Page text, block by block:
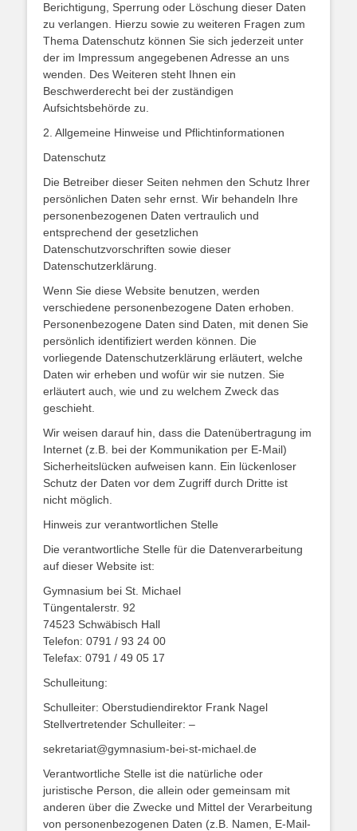
Berichtigung, Sperrung oder Löschung dieser Daten
zu verlangen. Hierzu sowie zu weiteren Fragen zum
Thema Datenschutz können Sie sich jederzeit unter
der im Impressum angegebenen Adresse an uns
wenden. Des Weiteren steht Ihnen ein
Beschwerderecht bei der zuständigen
Aufsichtsbehörde zu.
2. Allgemeine Hinweise und Pflichtinformationen
Datenschutz
Die Betreiber dieser Seiten nehmen den Schutz Ihrer
persönlichen Daten sehr ernst. Wir behandeln Ihre
personenbezogenen Daten vertraulich und
entsprechend der gesetzlichen
Datenschutzvorschriften sowie dieser
Datenschutzerklärung.
Wenn Sie diese Website benutzen, werden
verschiedene personenbezogene Daten erhoben.
Personenbezogene Daten sind Daten, mit denen Sie
persönlich identifiziert werden können. Die
vorliegende Datenschutzerklärung erläutert, welche
Daten wir erheben und wofür wir sie nutzen. Sie
erläutert auch, wie und zu welchem Zweck das
geschieht.
Wir weisen darauf hin, dass die Datenübertragung im
Internet (z.B. bei der Kommunikation per E-Mail)
Sicherheitslücken aufweisen kann. Ein lückenloser
Schutz der Daten vor dem Zugriff durch Dritte ist
nicht möglich.
Hinweis zur verantwortlichen Stelle
Die verantwortliche Stelle für die Datenverarbeitung
auf dieser Website ist:
Gymnasium bei St. Michael
Tüngentalerstr. 92
74523 Schwäbisch Hall
Telefon: 0791 / 93 24 00
Telefax: 0791 / 49 05 17
Schulleitung:
Schulleiter: Oberstudiendirektor Frank Nagel
Stellvertretender Schulleiter: –
sekretariat@gymnasium-bei-st-michael.de
Verantwortliche Stelle ist die natürliche oder
juristische Person, die allein oder gemeinsam mit
anderen über die Zwecke und Mittel der Verarbeitung
von personenbezogenen Daten (z.B. Namen, E-Mail-